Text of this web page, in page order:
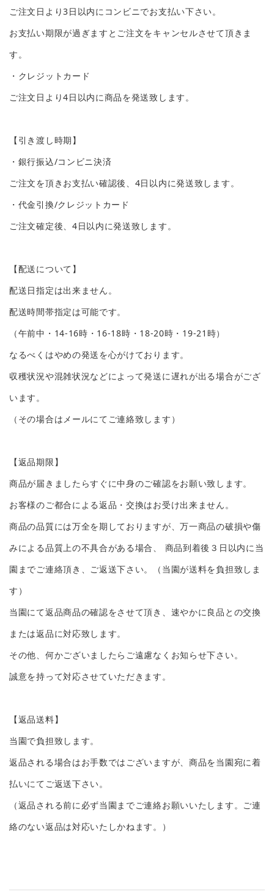
ご注文日より3日以内にコンビニでお支払い下さい。
お支払い期限が過ぎますとご注文をキャンセルさせて頂きま
す。
・クレジットカード
ご注文日より4日以内に商品を発送致します。
【引き渡し時期】
・銀行振込/コンビニ決済
ご注文を頂きお支払い確認後、4日以内に発送致します。
・代金引換/クレジットカード
ご注文確定後、4日以内に発送致します。
【配送について】
配送日指定は出来ません。
配送時間帯指定は可能です。
（午前中・14-16時・16-18時・18-20時・19-21時）
なるべくはやめの発送を心がけております。
収穫状況や混雑状況などによって発送に遅れが出る場合がござ
います。
（その場合はメールにてご連絡致します）
【返品期限】
商品が届きましたらすぐに中身のご確認をお願い致します。
お客様のご都合による返品・交換はお受け出来ません。
商品の品質には万全を期しておりますが、万一商品の破損や傷
みによる品質上の不具合がある場合、 商品到着後３日以内に当
園までご連絡頂き、ご返送下さい。（当園が送料を負担致しま
す）
当園にて返品商品の確認をさせて頂き、速やかに良品との交換
または返品に対応致します。
その他、何かございましたらご遠慮なくお知らせ下さい。
誠意を持って対応させていただきます。
【返品送料】
当園で負担致します。
返品される場合はお手数ではございますが、商品を当園宛に着
払いにてご返送下さい。
（返品される前に必ず当園までご連絡お願いいたします。ご連
絡のない返品は対応いたしかねます。）